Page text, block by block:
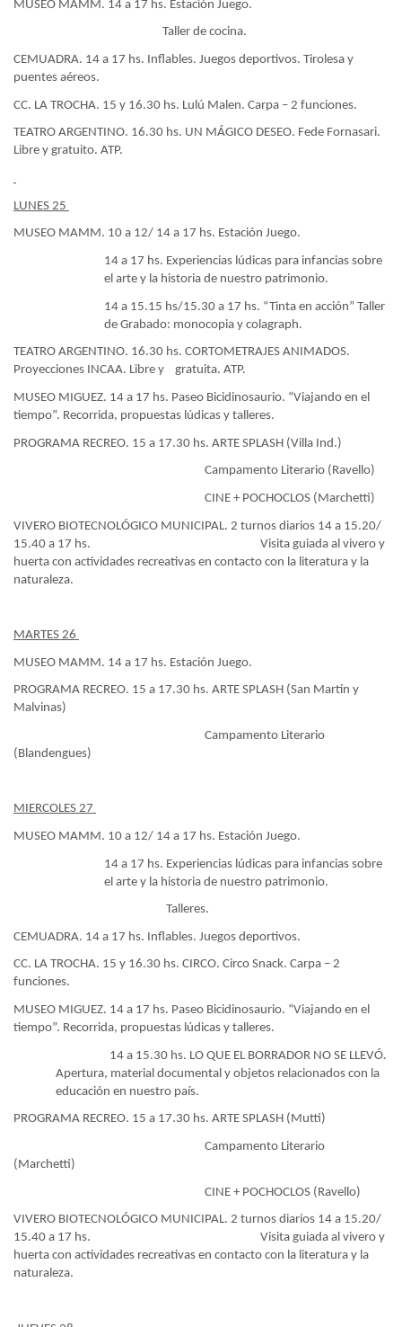
MUSEO MAMM. 14 a 17 hs. Estación Juego.
Taller de cocina.
CEMUADRA. 14 a 17 hs. Inflables. Juegos deportivos. Tirolesa y
puentes aéreos.
CC. LA TROCHA. 15 y 16.30 hs. Lulú Malen. Carpa – 2 funciones.
TEATRO ARGENTINO. 16.30 hs. UN MÁGICO DESEO. Fede Fornasari.
Libre y gratuito. ATP.
LUNES 25
MUSEO MAMM. 10 a 12/ 14 a 17 hs. Estación Juego.
14 a 17 hs. Experiencias lúdicas para infancias sobre
el arte y la historia de nuestro patrimonio.
14 a 15.15 hs/15.30 a 17 hs. “Tinta en acción” Taller
de Grabado: monocopia y colagraph.
TEATRO ARGENTINO. 16.30 hs. CORTOMETRAJES ANIMADOS.
Proyecciones INCAA. Libre y
gratuita. ATP.
MUSEO MIGUEZ. 14 a 17 hs. Paseo Bicidinosaurio. “Viajando en el
tiempo”. Recorrida, propuestas lúdicas y talleres.
PROGRAMA RECREO. 15 a 17.30 hs. ARTE SPLASH (Villa Ind.)
Campamento Literario (Ravello)
CINE + POCHOCLOS (Marchetti)
VIVERO BIOTECNOLÓGICO MUNICIPAL. 2 turnos diarios 14 a 15.20/
15.40 a 17 hs.
Visita guiada al vivero y
huerta con actividades recreativas en contacto con la literatura y la
naturaleza.
MARTES 26
MUSEO MAMM. 14 a 17 hs. Estación Juego.
PROGRAMA RECREO. 15 a 17.30 hs. ARTE SPLASH (San Martín y
Malvinas)
Campamento Literario
(Blandengues)
MIERCOLES 27
MUSEO MAMM. 10 a 12/ 14 a 17 hs. Estación Juego.
14 a 17 hs. Experiencias lúdicas para infancias sobre
el arte y la historia de nuestro patrimonio.
Talleres.
CEMUADRA. 14 a 17 hs. Inflables. Juegos deportivos.
CC. LA TROCHA. 15 y 16.30 hs. CIRCO. Circo Snack. Carpa – 2
funciones.
MUSEO MIGUEZ. 14 a 17 hs. Paseo Bicidinosaurio. “Viajando en el
tiempo”. Recorrida, propuestas lúdicas y talleres.
14 a 15.30 hs. LO QUE EL BORRADOR NO SE LLEVÓ.
Apertura, material documental y objetos relacionados con la
educación en nuestro país.
PROGRAMA RECREO. 15 a 17.30 hs. ARTE SPLASH (Mutti)
Campamento Literario
(Marchetti)
CINE + POCHOCLOS (Ravello)
VIVERO BIOTECNOLÓGICO MUNICIPAL. 2 turnos diarios 14 a 15.20/
15.40 a 17 hs.
Visita guiada al vivero y
huerta con actividades recreativas en contacto con la literatura y la
naturaleza.